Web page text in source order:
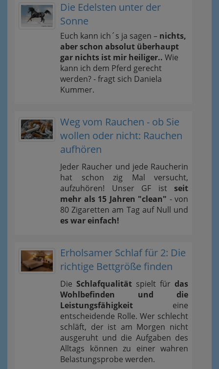
Die Edelsten unter der
Sonne
Euch kann ich´s ja sagen – nichts,
aber schon absolut überhaupt
gar nichts ist mir heiliger.. Wie
kann ich dem Pferd gerecht
werden? - fragt sich Daniela
Kummer.
Weg vom Rauchen - ob Sie
wollen oder nicht: Rauchen
aufhören
Jeder Raucher und jede Raucherin
hat schon zig Mal versucht,
aufzuhören! Unser GF ist seit
mehr als 15 Jahren "clean" - von
80 Zigaretten am Tag auf Null und
es war einfach!
Erholsamer Schlaf für 2: Die
richtige Bettgröße finden
Die Schlafqualität spielt für das
Wohlbefinden und die
Leistungsfähigkeit eine
entscheidende Rolle. Wer schlecht
schläft, der ist am Morgen nicht
ausgeruht und die Aufgaben des
Alltags können zu einer wahren
Belastungsprobe werden.